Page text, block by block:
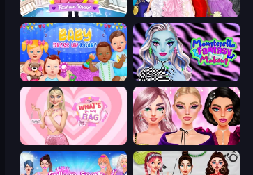
Lulu's Fashion World Model Dress Up Girl
Baby Dress Up Monsterella Fantasy Makeup
What's In My Bag New Year Makeup Trends